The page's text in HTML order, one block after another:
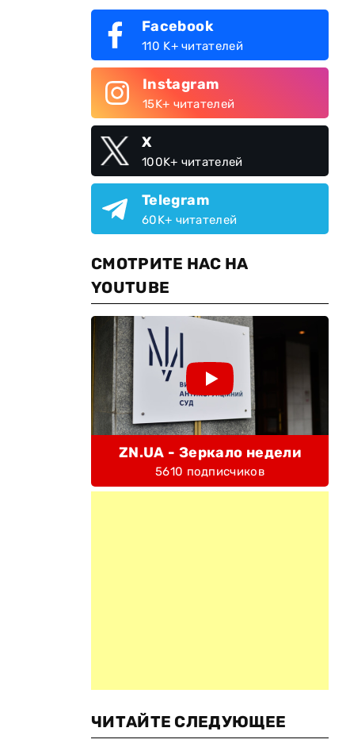
Facebook
110 K+ читателей
Instagram
15K+ читателей
X
100K+ читателей
Telegram
60K+ читателей
СМОТРИТЕ НАС НА
YOUTUBE
ZN.UA - Зеркало недели
5610 подписчиков
ЧИТАЙТЕ СЛЕДУЮЩЕЕ